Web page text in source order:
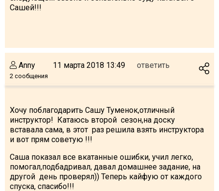
Сашей!!!
Anny
2 сообщения
11 марта 2018 13:49 ответить
Хочу поблагодарить Сашу Туменок,отличный
инструктор! Катаюсь второй сезон,на доску
вставала сама, в этот раз решила взять инструктора
и вот прям советую !!!
Саша показал все вкатанные ошибки, учил легко,
помогал,подбадривал, давал домашнее задание, на
другой день проверял)) Теперь кайфую от каждого
спуска, спасибо!!!